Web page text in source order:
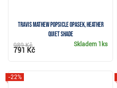
Travis Mathew POPSICLE opasek, heather
quiet shade
Skladem 1ks
989 Kč
791 Kč
-22%